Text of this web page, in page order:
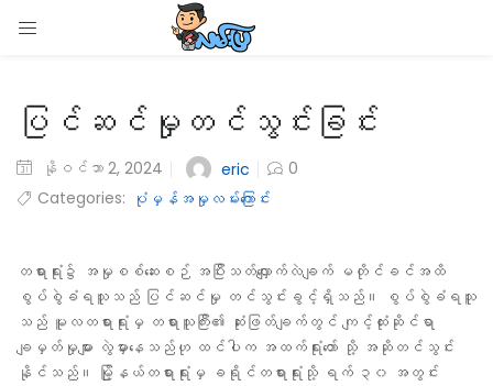
ပြင်ဆင်မှုတင်သွင်းခြင်း
နိုဝင်ဘာ 2, 2024 eric
0
Categories: ပုံမှန်အမှုလမ်းကြောင်း
တရားရုံး၌ အမှုစစ်ဆေးစဉ် အပြီးသတ်လျှောက်လဲချက် မတိုင်ခင်အထိ
စွပ်စွဲခံရသူသည် ပြင်ဆင်မှု တင်သွင်းခွင့်ရှိသည်။ စွပ်စွဲခံရသူ
သည် မူလတရားရုံးမှ တရားသူကြီး၏ ဆုံးဖြတ်ချက်တွင် ကျင့်ထုံးဆိုင်ရာ
ချမှတ်မှုများ လွဲမှားနေသည်ဟု ထင်ပါက အထက်ရုံးတော် သို့ အဆိုတင်သွင်း
နိုင်သည်။ မြို့နယ်တရားရုံးမှ ခရိုင်တရားရုံးသို့ ရက် ၃၀ အတွင်း
Enter your username and password to login.
Remember me
Login
Lost password?